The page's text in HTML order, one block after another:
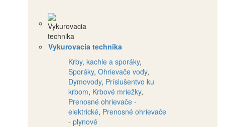
Vykurovacia technika
Krby, kachle a sporáky,
Sporáky, Ohrievače vody,
Dymovody, Príslušentvo ku
krbom, Krbové mriežky,
Prenosné ohrievače -
elektrické, Prenosné ohrievače
- plynové